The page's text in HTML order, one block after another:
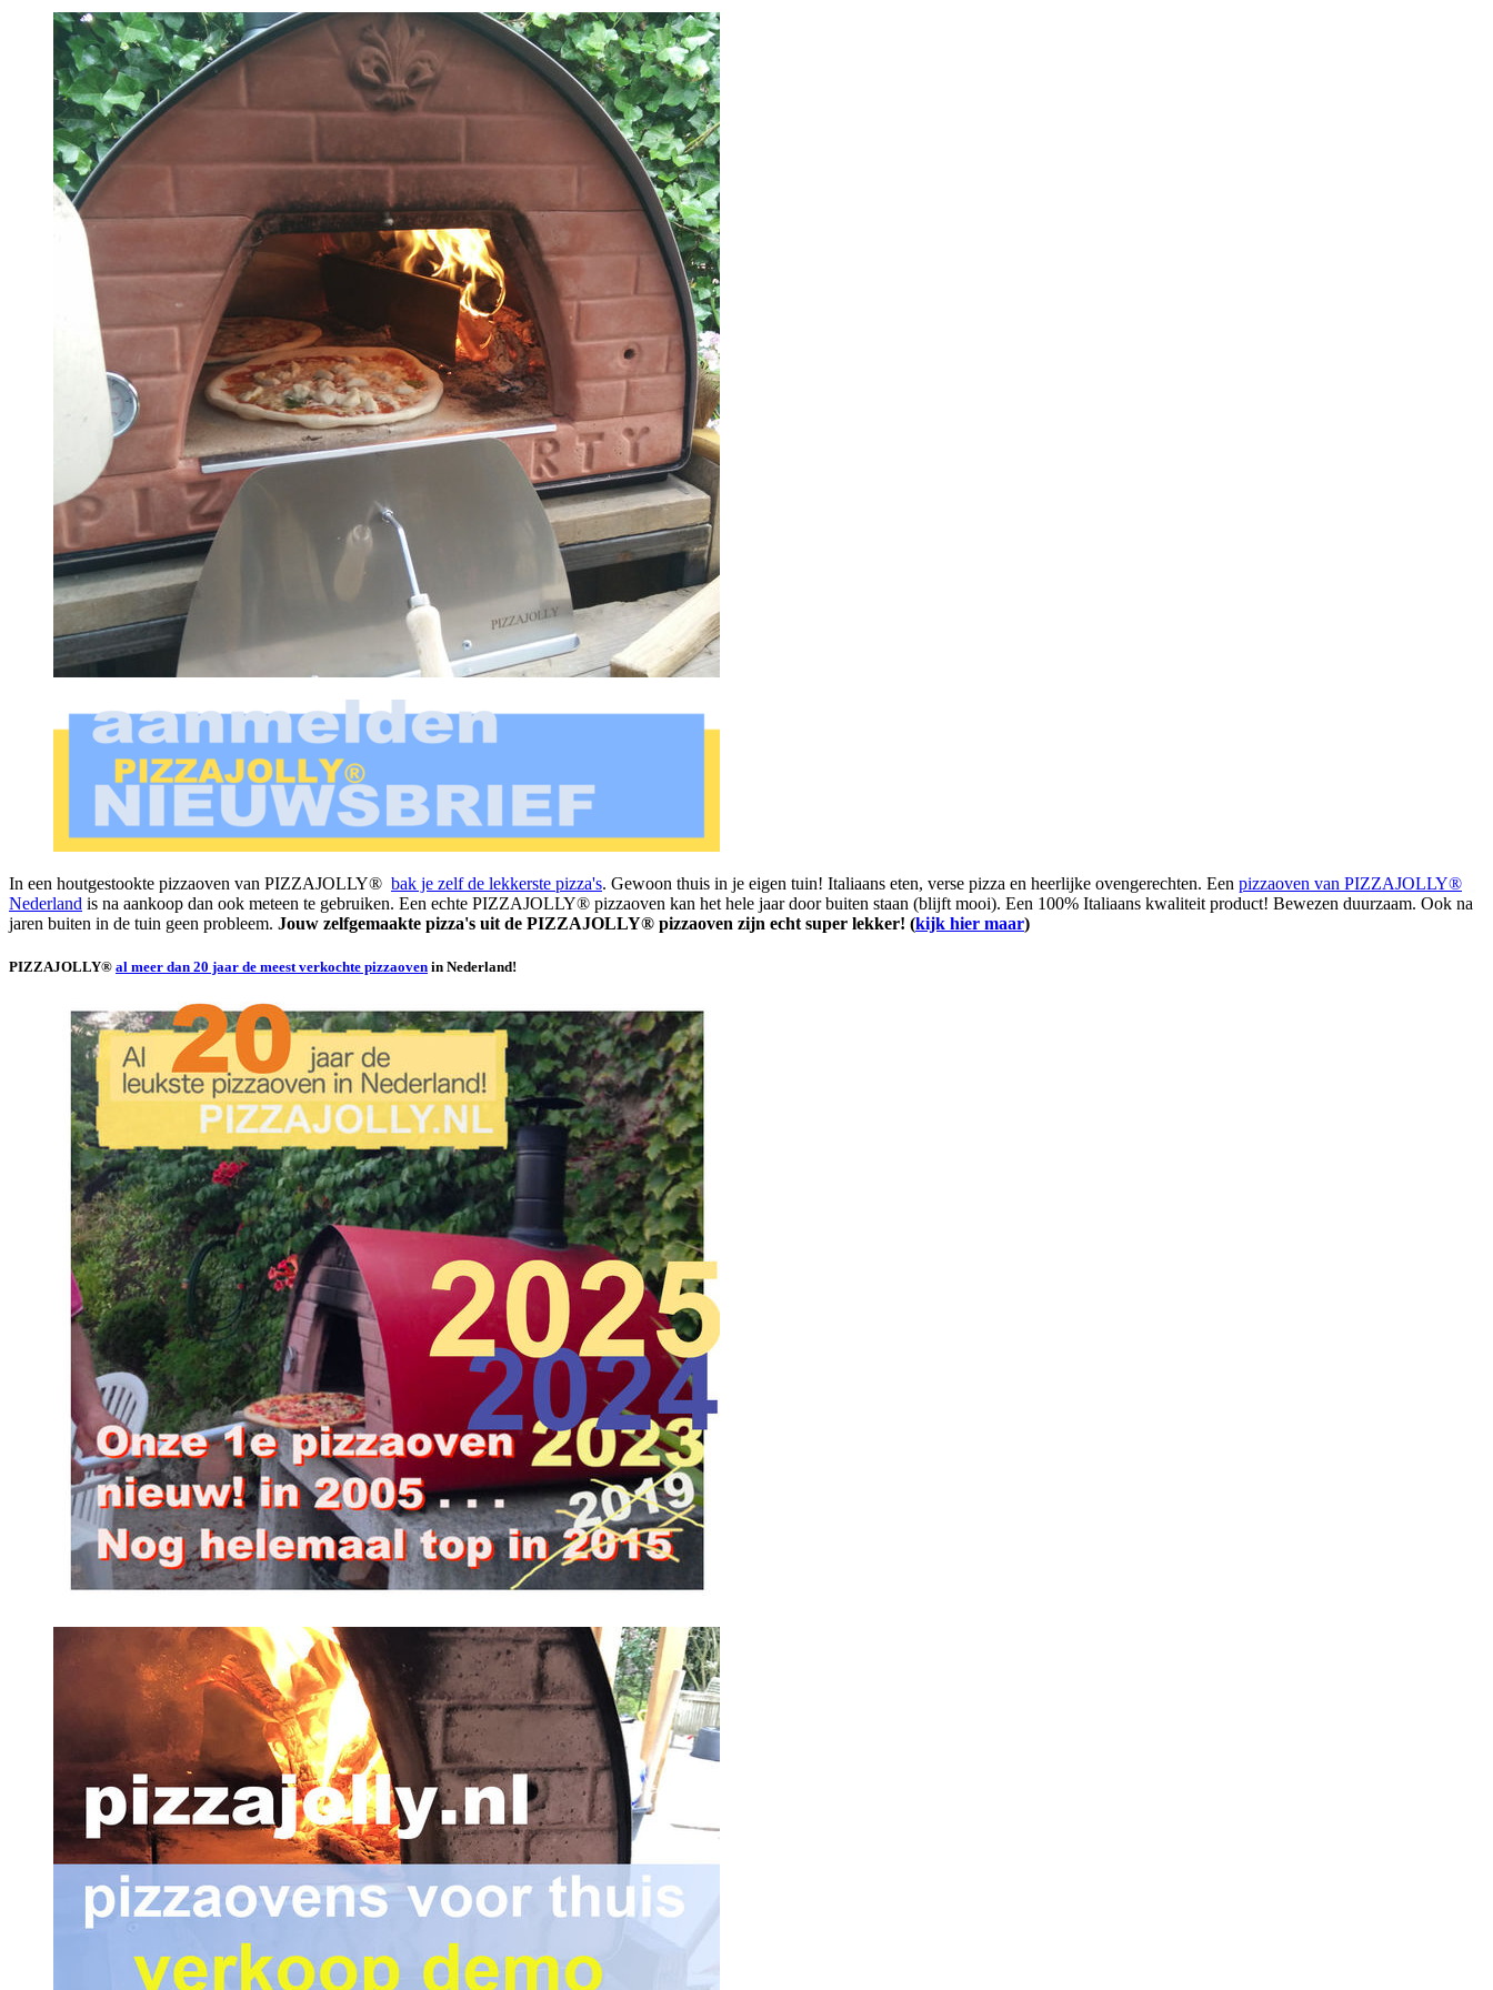
In een houtgestookte pizzaoven van PIZZAJOLLY® bak je zelf de lekkerste pizza's. Gewoon thuis in je eigen tuin! Italiaans eten, verse pizza en heerlijke ovengerechten. Een pizzaoven van PIZZAJOLLY®
Nederland is na aankoop dan ook meteen te gebruiken. Een echte PIZZAJOLLY® pizzaoven kan het hele jaar door buiten staan (blijft mooi). Een 100% Italiaans kwaliteit product! Bewezen duurzaam. Ook na
jaren buiten in de tuin geen probleem. Jouw zelfgemaakte pizza's uit de PIZZAJOLLY® pizzaoven zijn echt super lekker! (kijk hier maar)
PIZZAJOLLY® al meer dan 20 jaar de meest verkochte pizzaoven in Nederland!